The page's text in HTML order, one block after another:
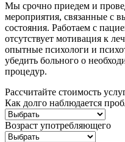
Мы срочно приедем и
мероприятия, связанные с
состояния. Работаем с
отсутствует мотивация к
опытные психологи и
убедить больного о
процедур.
Рассчитайте стоимость
Как долго наблюдается
Возраст употребляющего